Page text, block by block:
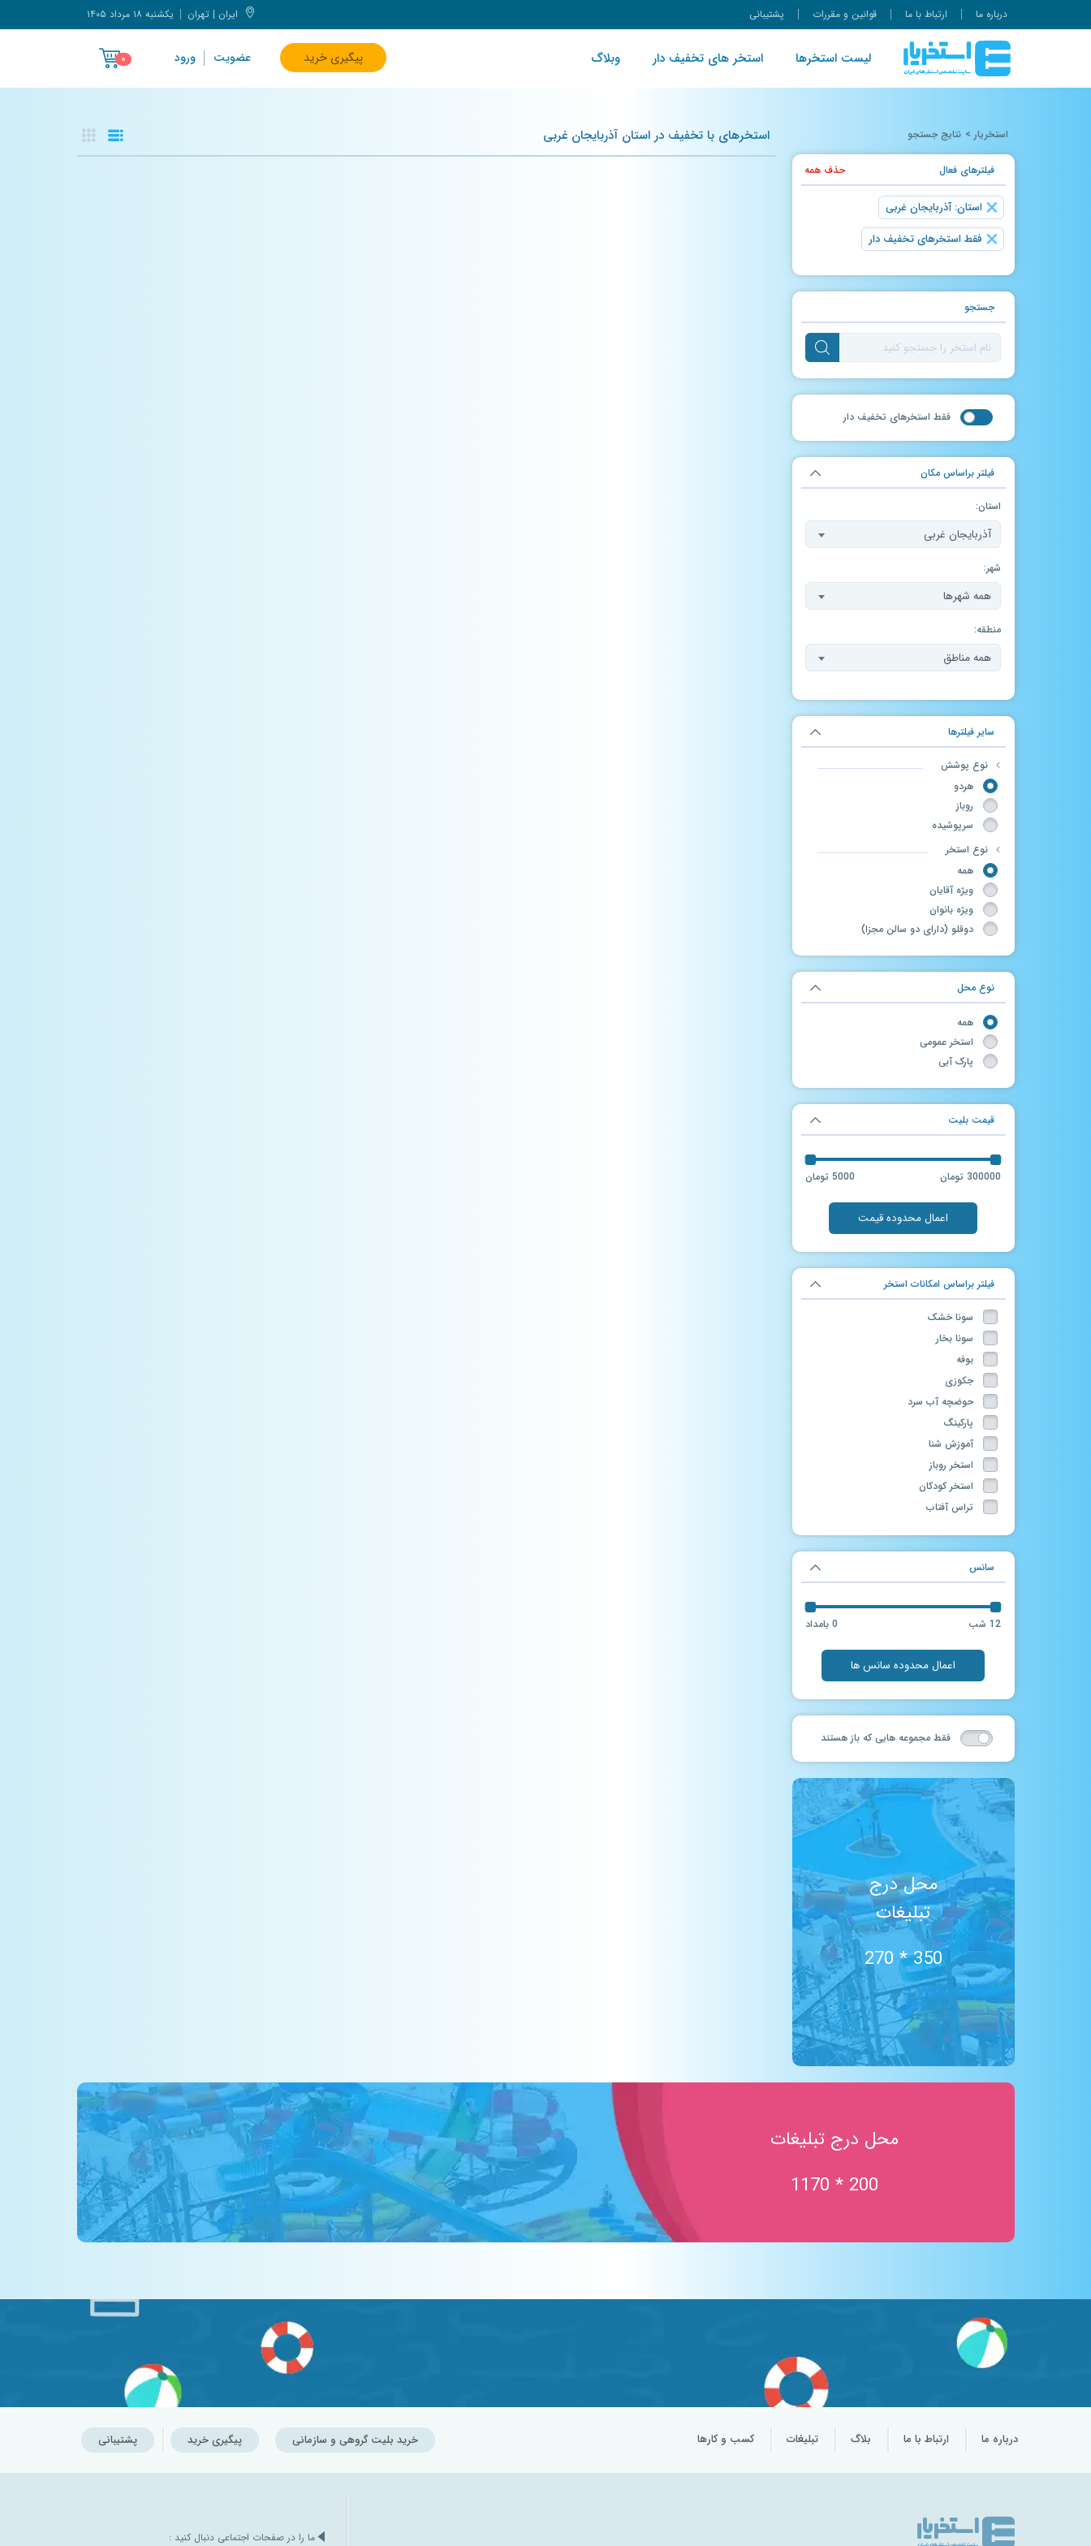
درباره ما ارتباط با ما قوانین و مقررات پشتیبانی ایران | تهران یکشنبه ۱۸ مرداد ۱۴۰۵
لیست استخرها استخر های تخفیف دار وبلاگ پیگیری خرید عضویت ورود ۰
استخریار > نتایج جستجو
فیلتر‌های فعال حذف همه
× استان: آذربایجان غربی
× فقط استخرهای تخفیف دار
جستجو
فقط استخر‌های تخفیف دار
فیلتر براساس مکان
استان:
آذربایجان غربی
شهر:
همه شهرها
منطقه:
همه مناطق
سایر فیلترها
نوع پوشش
هردو
روباز
سرپوشیده
نوع استخر
همه
ویژه آقایان
ویژه بانوان
دوقلو (دارای دو سالن مجزا)
نوع محل
همه
استخر عمومی
پارک آبی
قیمت بلیت
5000 تومان 300000 تومان
اعمال محدوده قیمت
فیلتر براساس امکانات استخر
سونا خشک
سونا بخار
بوفه
جکوزی
حوضچه آب سرد
پارکینگ
آموزش شنا
استخر روباز
استخر کودکان
تراس آفتاب
حمام سنتی
ماساژ
فروشگاه لوازم شنا
جکوزی روباز
آرایشگاه
سرسره آبی
سانس آزاد
چاله فضایی
حرکات موزون در آب
فوتبال دستی
سانس آزاد آقایان
استخر آب درمانی
TRX
شن درمانی
رودخانه مواج
سالن پینگ پنگ
پیلاتس
ایروبیک
سالن بیلیارد
کافی شاپ
حمام ترکی
ساحل شنی
آبشار
ایروبیک تای بو (لاغری)
جکوزی نمک
سانس
0 بامداد 12 شب
اعمال محدوده سانس ها
فقط مجموعه هایی که باز هستند
محل درج
تبلیغات
350 * 270
استخرهای با تخفیف در استان آذربایجان غربی
محل درج تبلیغات
200 * 1170
درباره ما ارتباط با ما بلاگ تبلیغات کسب و کارها خرید بلیت گروهی و سازمانی پیگیری خرید پشتیبانی
ما را در صفحات اجتماعی دنبال کنید :